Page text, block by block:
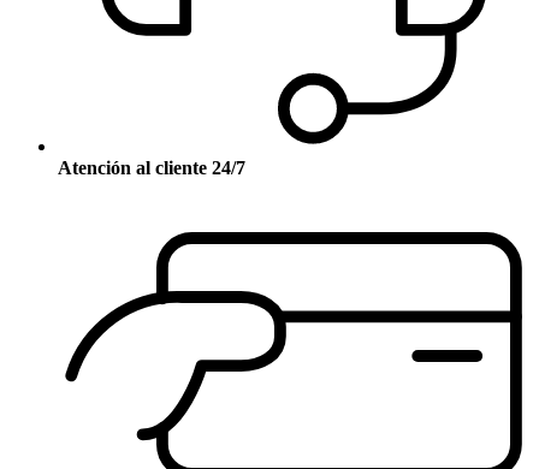
Atención al cliente 24/7